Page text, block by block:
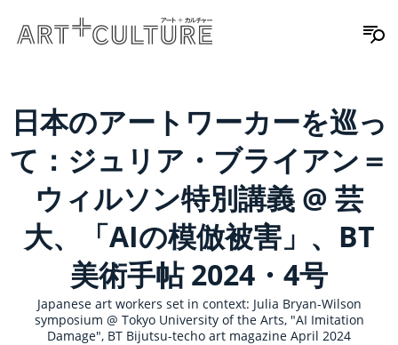
日本のアートワーカーを巡っ
て：ジュリア・ブライアン＝
ウィルソン特別講義 @ 芸
大、「AIの模倣被害」、BT
美術手帖 2024・4号
Japanese art workers set in context: Julia Bryan-Wilson
symposium @ Tokyo University of the Arts, "AI Imitation
Damage", BT Bijutsu-techo art magazine April 2024